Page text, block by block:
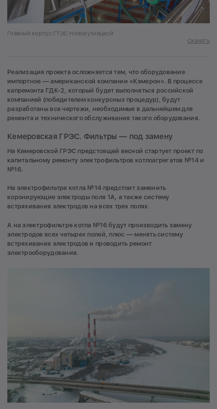
Главный корпус ГТЭС Новокузнецкой
Скачать
Реализация проекта осложняется тем, что оборудование
импортное — американской компании «Кэмерон». В процессе
капремонта ГДК-2, который будет выполняться российской
компанией (победителем конкурсных процедур), будут
разработаны все чертежи, необходимые в дальнейшем для
ремонта и технического обслуживания такого оборудования.
Кемеровская ГРЭС. Фильтры — под замену
На Кемеровской ГРЭС предстоящей весной стартует проект по
капитальному ремонту электрофильтров котлоагрегатов №14 и
№16.
На электрофильтре котла №14 предстоит заменить
коронирующие электроды поля 1А, а также систему
встряхивания электродов на всех трех полях.
А на электрофильтре котла №16 будут производить замену
электродов всех четырех полей, плюс — менять систему
встряхивания электродов и проводить ремонт
электрооборудования.